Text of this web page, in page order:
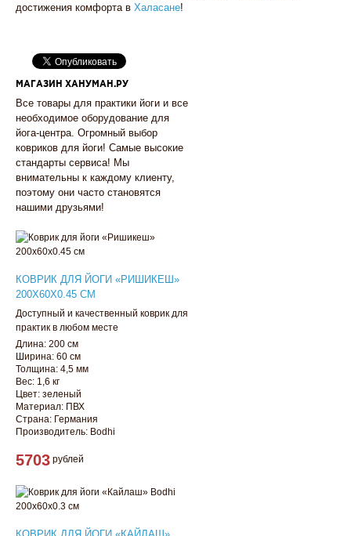
достижения комфорта в Халасане!
МАГАЗИН ХАНУМАН.РУ
Все товары для практики йоги и все
необходимое оборудование для
йога-центра. Огромный выбор
ковриков для йоги! Самые высокие
стандарты сервиса! Мы
внимательны к каждому клиенту,
поэтому они часто становятся
нашими друзьями!
КОВРИК ДЛЯ ЙОГИ «РИШИКЕШ»
200Х60Х0.45 СМ
Доступный и качественный коврик для
практик в любом месте
Длина: 200 см
Ширина: 60 см
Толщина: 4,5 мм
Вес: 1,6 кг
Цвет: зеленый
Материал: ПВХ
Страна: Германия
Производитель: Bodhi
5703 рублей